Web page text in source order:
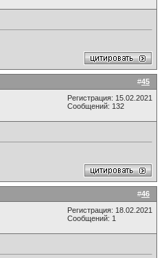
#45
Регистрация: 15.02.2021
Сообщений: 132
#46
Регистрация: 18.02.2021
Сообщений: 1